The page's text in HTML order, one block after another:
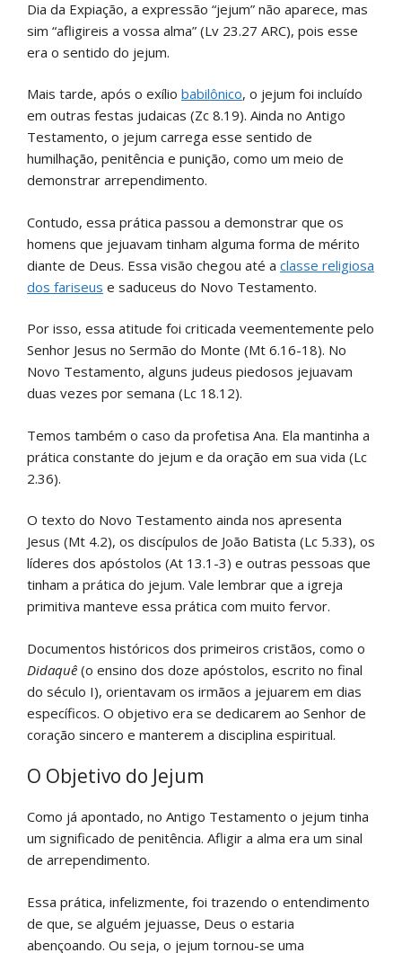
Dia da Expiação, a expressão “jejum” não aparece, mas
sim “afligireis a vossa alma” (Lv 23.27 ARC), pois esse
era o sentido do jejum.
Mais tarde, após o exílio babilônico, o jejum foi incluído
em outras festas judaicas (Zc 8.19). Ainda no Antigo
Testamento, o jejum carrega esse sentido de
humilhação, penitência e punição, como um meio de
demonstrar arrependimento.
Contudo, essa prática passou a demonstrar que os
homens que jejuavam tinham alguma forma de mérito
diante de Deus. Essa visão chegou até a classe religiosa
dos fariseus e saduceus do Novo Testamento.
Por isso, essa atitude foi criticada veementemente pelo
Senhor Jesus no Sermão do Monte (Mt 6.16-18). No
Novo Testamento, alguns judeus piedosos jejuavam
duas vezes por semana (Lc 18.12).
Temos também o caso da profetisa Ana. Ela mantinha a
prática constante do jejum e da oração em sua vida (Lc
2.36).
O texto do Novo Testamento ainda nos apresenta
Jesus (Mt 4.2), os discípulos de João Batista (Lc 5.33), os
líderes dos apóstolos (At 13.1-3) e outras pessoas que
tinham a prática do jejum. Vale lembrar que a igreja
primitiva manteve essa prática com muito fervor.
Documentos históricos dos primeiros cristãos, como o
Didaquê (o ensino dos doze apóstolos, escrito no final
do século I), orientavam os irmãos a jejuarem em dias
específicos. O objetivo era se dedicarem ao Senhor de
coração sincero e manterem a disciplina espiritual.
O Objetivo do Jejum
Como já apontado, no Antigo Testamento o jejum tinha
um significado de penitência. Afligir a alma era um sinal
de arrependimento.
Essa prática, infelizmente, foi trazendo o entendimento
de que, se alguém jejuasse, Deus o estaria
abençoando. Ou seja, o jejum tornou-se uma